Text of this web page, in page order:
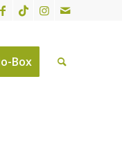
Box